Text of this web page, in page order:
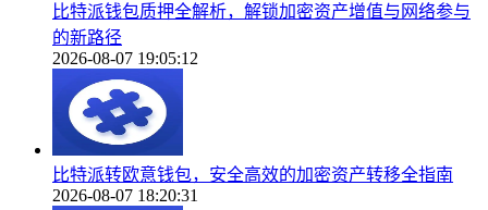
比特派钱包质押全解析，解锁加密资产增值与网络参与
的新路径
2026-08-07 19:05:12
比特派转欧意钱包，安全高效的加密资产转移全指南
2026-08-07 18:20:31